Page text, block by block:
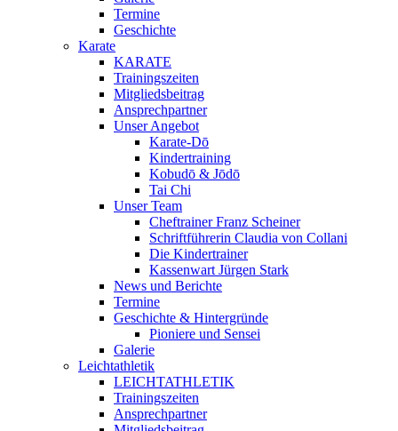
Termine
Geschichte
Karate
KARATE
Trainingszeiten
Mitgliedsbeitrag
Ansprechpartner
Unser Angebot
Karate-Dō
Kindertraining
Kobudō & Jōdō
Tai Chi
Unser Team
Cheftrainer Franz Scheiner
Schriftführerin Claudia von Collani
Die Kindertrainer
Kassenwart Jürgen Stark
News und Berichte
Termine
Geschichte & Hintergründe
Pioniere und Sensei
Galerie
Leichtathletik
LEICHTATHLETIK
Trainingszeiten
Ansprechpartner